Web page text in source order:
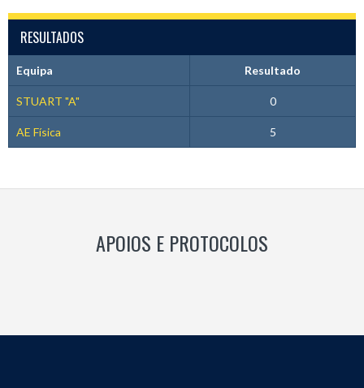
RESULTADOS
Equipa Resultado
STUART "A" 0
AE Física 5
APOIOS E PROTOCOLOS